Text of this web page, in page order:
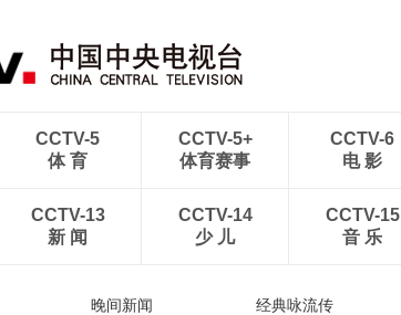
CCTV-5
体 育
CCTV-5+
体育赛事
CCTV-6
电 影
CCTV-13
新 闻
CCTV-14
少 儿
CCTV-15
音 乐
晚间新闻 经典咏流传